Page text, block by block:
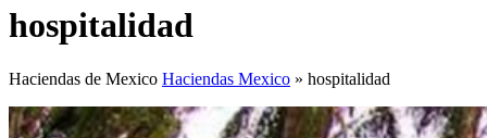
hospitalidad
Haciendas de Mexico Haciendas Mexico » hospitalidad